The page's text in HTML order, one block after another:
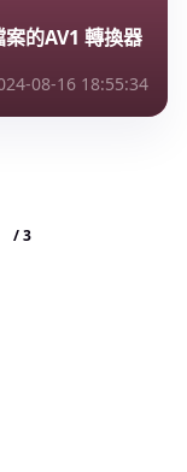
案的AV1 轉換器
08-16 18:55:34
/ 3